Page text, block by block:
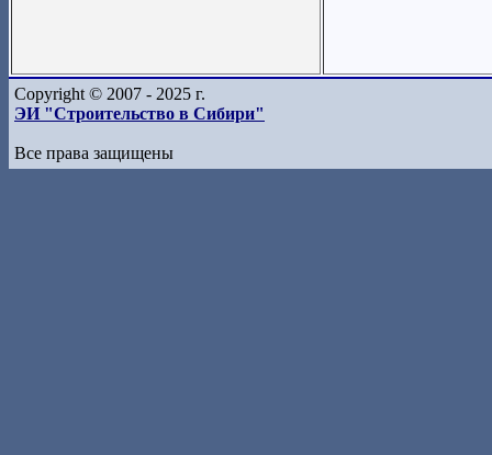
Copyright © 2007 - 2025 г.
ЭИ "Строительство в Сибири"
Все права защищены